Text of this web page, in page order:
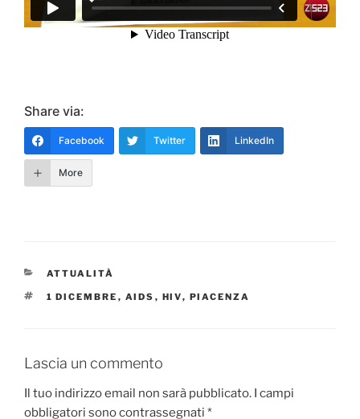
Share via:
Facebook Twitter LinkedIn
More
CATEGORIE
ATTUALITÀ
TAG
1 DICEMBRE , AIDS , HIV, PIACENZA
Lascia un commento
Il tuo indirizzo email non sarà pubblicato. I campi
obbligatori sono contrassegnati *